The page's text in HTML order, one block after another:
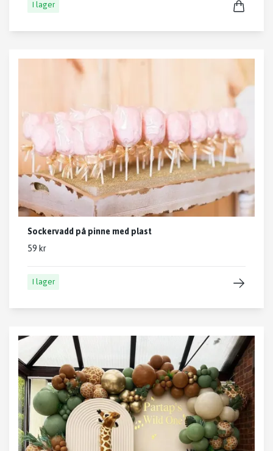
I lager
Sockervadd på pinne med plast
59 kr
I lager